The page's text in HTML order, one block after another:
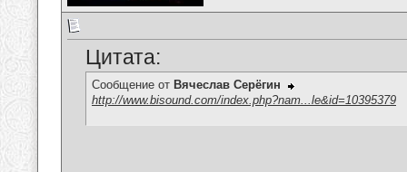
Цитата:
Сообщение от Вячеслав Серёгин
http://www.bisound.com/index.php?nam...le&id=10395379